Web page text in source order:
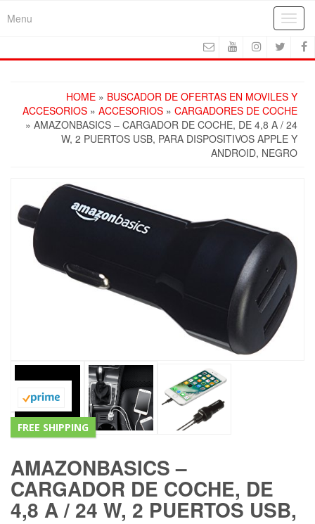
Menu
HOME » BUSCADOR DE OFERTAS EN MOVILES Y
ACCESORIOS » ACCESORIOS » CARGADORES DE COCHE
» AMAZONBASICS – CARGADOR DE COCHE, DE 4,8 A / 24
W, 2 PUERTOS USB, PARA DISPOSITIVOS APPLE Y
ANDROID, NEGRO
FREE SHIPPING
AMAZONBASICS –
CARGADOR DE COCHE, DE
4,8 A / 24 W, 2 PUERTOS USB,